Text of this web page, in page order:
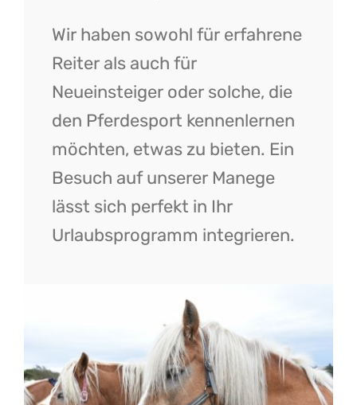
Wir haben sowohl für erfahrene
Reiter als auch für
Neueinsteiger oder solche, die
den Pferdesport kennenlernen
möchten, etwas zu bieten. Ein
Besuch auf unserer Manege
lässt sich perfekt in Ihr
Urlaubsprogramm integrieren.